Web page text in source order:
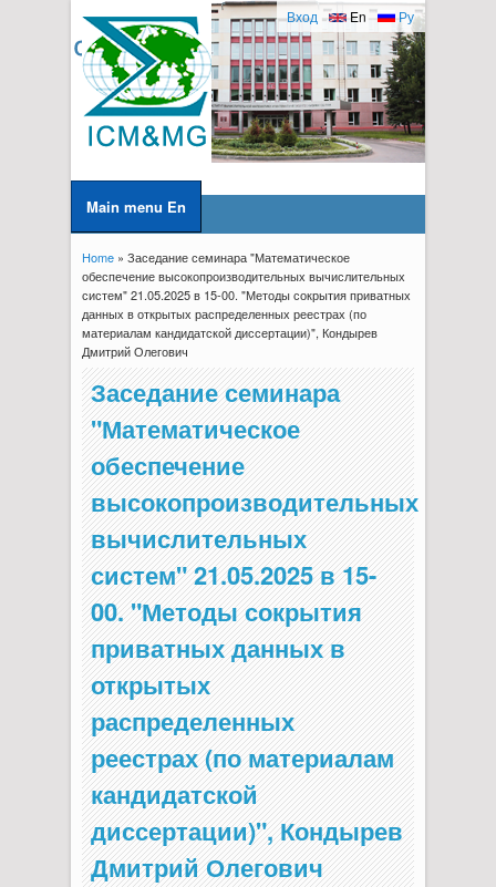
Ру
En
Вход
Main menu En
You are here
Home» Заседание семинара "Математическое
обеспечение высокопроизводительных вычислительных
систем" 21.05.2025 в 15-00. "Методы сокрытия приватных
данных в открытых распределенных реестрах (по
материалам кандидатской диссертации)", Кондырев
Дмитрий Олегович
Заседание семинара
"Математическое
обеспечение
высокопроизводительных
вычислительных
систем" 21.05.2025 в 15-
00. "Методы сокрытия
приватных данных в
открытых
распределенных
реестрах (по материалам
кандидатской
диссертации)", Кондырев
Дмитрий Олегович